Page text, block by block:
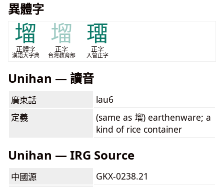
異體字
塯
正體字
漢語大字典
塯
正字
台灣教育部
璢
正字
入管正字
Unihan — 讀音
廣東話
lau6
定義
(same as 塯) earthenware; a
kind of rice container
Unihan — IRG Source
中國源
GKX-0238.21